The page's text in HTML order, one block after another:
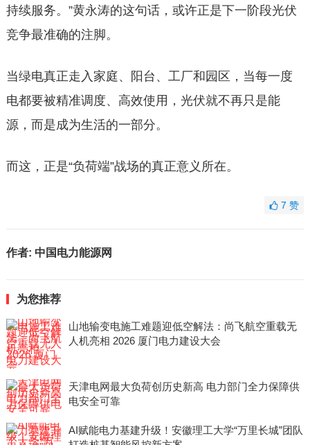
持续服务。”黄永涛的这句话，或许正是下一阶段光伏
竞争最准确的注脚。
当绿电真正走入家庭、阳台、工厂和园区，当每一度
电都要被精准调度、高效使用，光伏就不再只是能
源，而是成为生活的一部分。
而这，正是“负荷端”战场的真正意义所在。
7赞
作者: 中国电力能源网
为您推荐
山地输变电施工难题迎低空解法：尚飞航空重载无
人机亮相 2026 厦门电力建设大会
天津电网最大负荷创历史新高 电力部门全力保障供
电安全可靠
AI赋能电力基建升级！安徽理工大学“万里长城”团队